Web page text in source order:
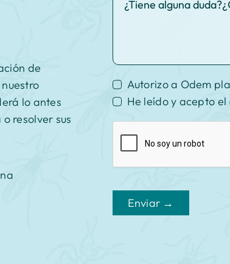
de
lo antes
resolver sus
Autorizo a Odem
He leído y acepto el
Enviar →